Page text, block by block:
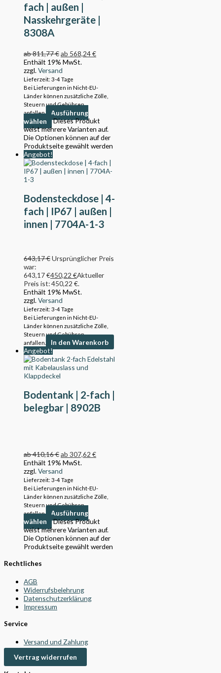
fach | außen |
Nasskehrgeräte |
8308A
ab811,77€ab 568,24€
Enthält 19% MwSt.
zzgl.Versand
Lieferzeit: 3-4 Tage
Bei Lieferungen in Nicht-EU-
Länder können zusätzliche Zölle,
Steuern und Gebühren
anfallen.
Ausführung
wählen
Dieses Produkt
weist mehrere Varianten auf.
Die Optionen können auf der
Produktseite gewählt werden
Angebot!
Bodensteckdose | 4-
fach | IP67 | außen |
innen | 7704A-1-3
643,17€Ursprünglicher Preis
war:
643,17 €450,22 €Aktueller
Preis ist: 450,22 €.
Enthält 19% MwSt.
zzgl.Versand
Lieferzeit: 3-4 Tage
Bei Lieferungen in Nicht-EU-
Länder können zusätzliche Zölle,
Steuern und Gebühren
anfallen.
In den Warenkorb
Angebot!
Bodentank | 2-fach |
belegbar | 8902B
ab410,16€ab 307,62 €
Enthält 19% MwSt.
zzgl.Versand
Lieferzeit: 3-4 Tage
Bei Lieferungen in Nicht-EU-
Länder können zusätzliche Zölle,
Steuern und Gebühren
anfallen.
Ausführung
wählen
Dieses Produkt
weist mehrere Varianten auf.
Die Optionen können auf der
Produktseite gewählt werden
Rechtliches
AGB
Widerrufsbelehrung
Datenschutzerklärung
Impressum
Service
Versand und Zahlung
Vertrag widerrufen